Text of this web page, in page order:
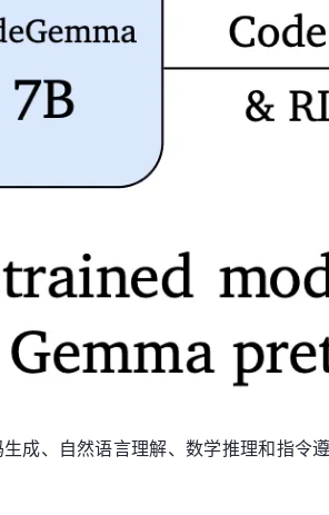
成、自然语言理解、数学推理和指令